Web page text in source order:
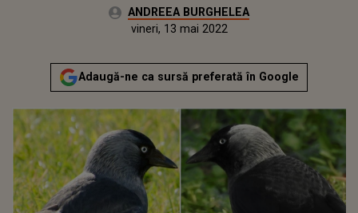
Autor:ANDREEA BURGHELEA
Actualizat:
vineri, 13 mai 2022
Adaugă-ne ca sursă preferată în Google